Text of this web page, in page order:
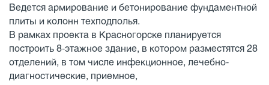
Ведется армирование и бетонирование фундаментной
плиты и колонн техподполья.
В рамках проекта в Красногорске планируется
построить 8-этажное здание, в котором разместятся 28
отделений, в том числе инфекционное, лечебно-
диагностические, приемное,